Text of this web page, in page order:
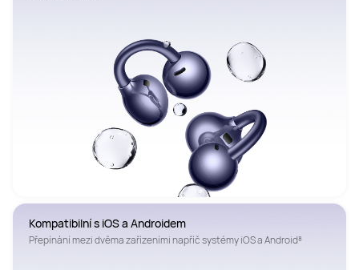
Kompatibilní s iOS a Androidem
Přepínání mezi dvěma zařízeními napříč systémy iOS a Android⁸